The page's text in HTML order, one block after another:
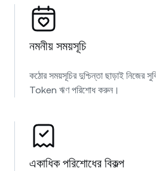
নমনীয় সময়সূচি
কঠোর সময়সূচির দুশ্চিন্তা ছাড়াই নিজের
Token ঋণ পরিশোধ করুন।
একাধিক পরিশোধের বিকল্প